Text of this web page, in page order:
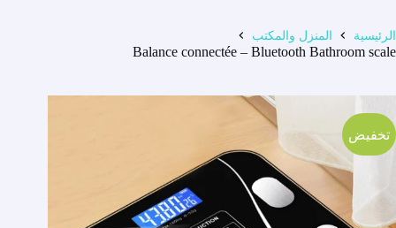
الرئيسية المنزل والمكتب
Balance connectée – Bluetooth Bathroom scale
تخفيض